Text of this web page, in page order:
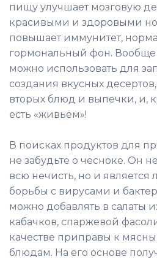
пищу улучшает мозговую
красивыми и здоровыми
повышает иммунитет,
гормональный фон. Вообще
можно использовать для
создания вкусных
вторых блюд и выпечки, и,
есть «живьём»!
В поисках продуктов для
не забудьте о чесноке. Он
всю нечисть, но и
борьбы с вирусами и
можно добавлять в салаты
кабачков, спаржевой
качестве приправы к
блюдам. На его основе